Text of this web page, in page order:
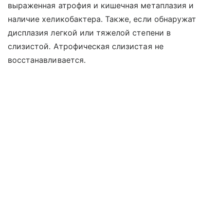
выраженная атрофия и кишечная метаплазия и
наличие хеликобактера. Также, если обнаружат
дисплазия легкой или тяжелой степени в
слизистой. Атрофическая слизистая не
восстанавливается.